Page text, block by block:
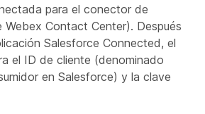
para el conector de
Webex Contact Center). Después
Salesforce Connected, el
el ID de cliente (denominado
en Salesforce) y la clave